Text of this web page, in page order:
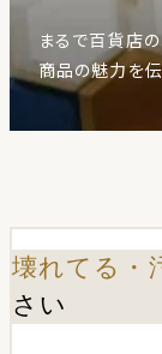
まるで百貨店の
商品の魅力を
壊れてる・
さい